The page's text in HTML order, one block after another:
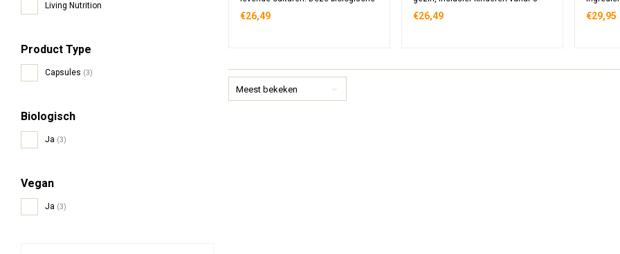
Living Nutrition
Product Type
Capsules (3)
Biologisch
Ja (3)
Vegan
Ja (3)
formule bevat gefermenteerde
gekiemde sojabonen.
€26,49
jaar. Deze formule combineert
gefermenteerde gekiemde
€26,49 €29,95
Meest bekeken